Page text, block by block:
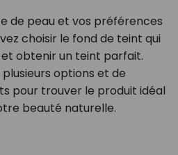
de peau et vos préférences
choisir le fond de teint qui
obtenir un teint parfait.
options et de
pour trouver le produit idéal
beauté naturelle.